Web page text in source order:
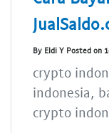
By Eldi Y Posted on
crypto
indonesia,
crypto